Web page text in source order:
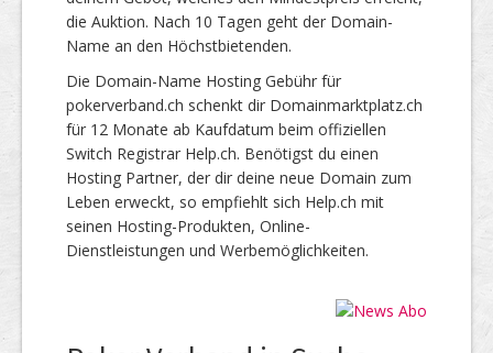
die Auktion. Nach 10 Tagen geht der Domain-
Name an den Höchstbietenden.
Die Domain-Name Hosting Gebühr für
pokerverband.ch schenkt dir Domainmarktplatz.ch
für 12 Monate ab Kaufdatum beim offiziellen
Switch Registrar Help.ch. Benötigst du einen
Hosting Partner, der dir deine neue Domain zum
Leben erweckt, so empfiehlt sich Help.ch mit
seinen Hosting-Produkten, Online-
Dienstleistungen und Werbemöglichkeiten.